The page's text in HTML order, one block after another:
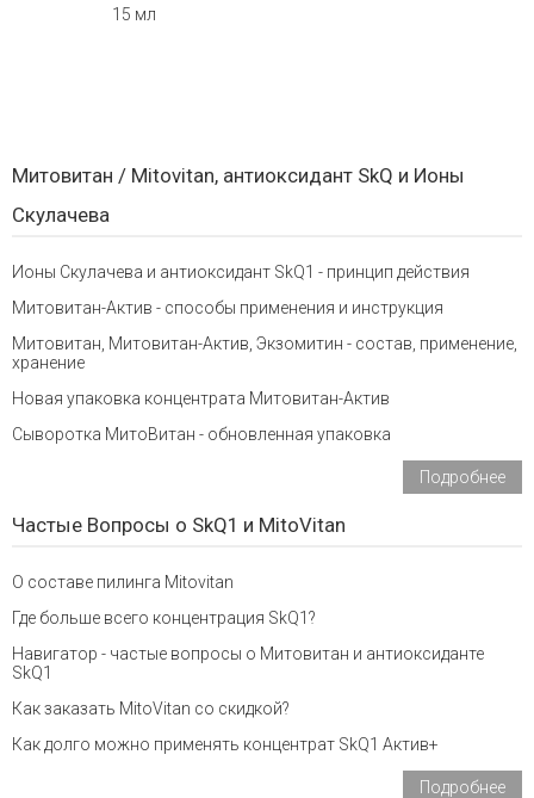
15 мл
Митовитан / Mitovitan, антиоксидант SkQ и Ионы
Скулачева
Ионы Скулачева и антиоксидант SkQ1 - принцип действия
Митовитан-Актив - способы применения и инструкция
Митовитан, Митовитан-Актив, Экзомитин - состав, применение,
хранение
Новая упаковка концентрата Митовитан-Актив
Сыворотка МитоВитан - обновленная упаковка
Подробнее
Частые Вопросы о SkQ1 и MitoVitan
О составе пилинга Mitovitan
Где больше всего концентрация SkQ1?
Навигатор - частые вопросы о Митовитан и антиоксиданте
SkQ1
Как заказать MitoVitan со скидкой?
Как долго можно применять концентрат SkQ1 Актив+
Подробнее